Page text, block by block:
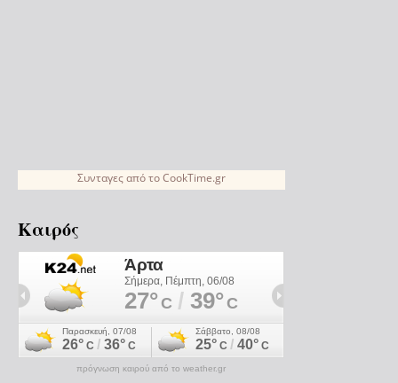
Συνταγεςαπό τοCookTime.gr
Καιρός
πρόγνωση καιρού από το weather.gr